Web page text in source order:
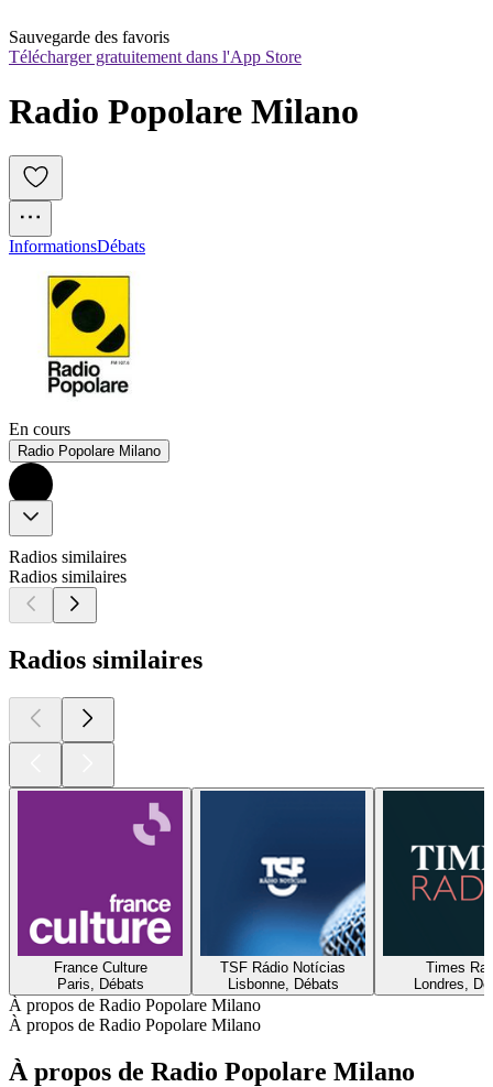
Sauvegarde des favoris
Télécharger gratuitement dans l'App Store
Radio Popolare Milano
InformationsDébats
En cours
Radio Popolare Milano
Radios similaires
Radios similaires
Radios similaires
France Culture
Paris, Débats
TSF Rádio Notícias
Lisbonne, Débats
Times
Londres,
À propos de Radio Popolare Milano
À propos de Radio Popolare Milano
À propos de Radio Popolare Milano